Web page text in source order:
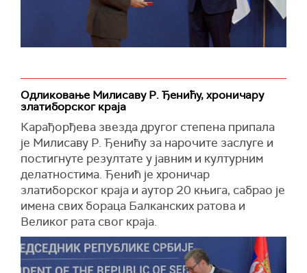
Одликовање Милисаву Р. Ђенићу, хроничару
златиборског краја
Карађорђева звезда другог степена припала
је Милисаву Р. Ђенићу за нарочите заслуге и
постигнуте резултате у јавним и културним
делатностима. Ђенић је хроничар
златиборског краја и аутор 20 књига, сабрао је
имена свих бораца Балканских ратова и
Великог рата свог краја.